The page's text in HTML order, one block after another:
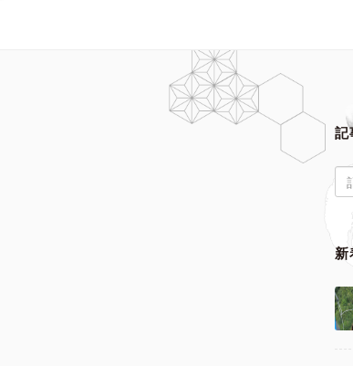
記
新